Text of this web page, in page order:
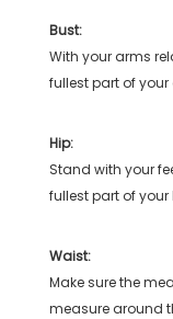
Bust:
With your arms
fullest part of your
Hip:
Stand with your
fullest part of your
Waist:
Make sure the
measure around